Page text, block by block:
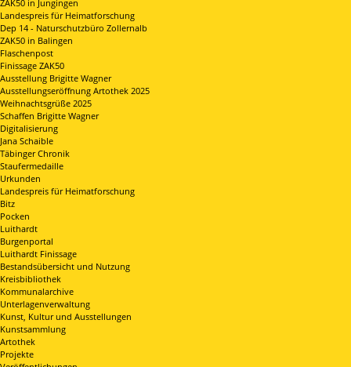
ZAK50 in Jungingen
Landespreis für Heimatforschung
Dep 14 - Naturschutzbüro Zollernalb
ZAK50 in Balingen
Flaschenpost
Finissage ZAK50
Ausstellung Brigitte Wagner
Ausstellungseröffnung Artothek 2025
Weihnachtsgrüße 2025
Schaffen Brigitte Wagner
Digitalisierung
Jana Schaible
Täbinger Chronik
Staufermedaille
Urkunden
Landespreis für Heimatforschung
Bitz
Pocken
Luithardt
Burgenportal
Luithardt Finissage
Bestandsübersicht und Nutzung
Kreisbibliothek
Kommunalarchive
Unterlagenverwaltung
Kunst, Kultur und Ausstellungen
Kunstsammlung
Artothek
Projekte